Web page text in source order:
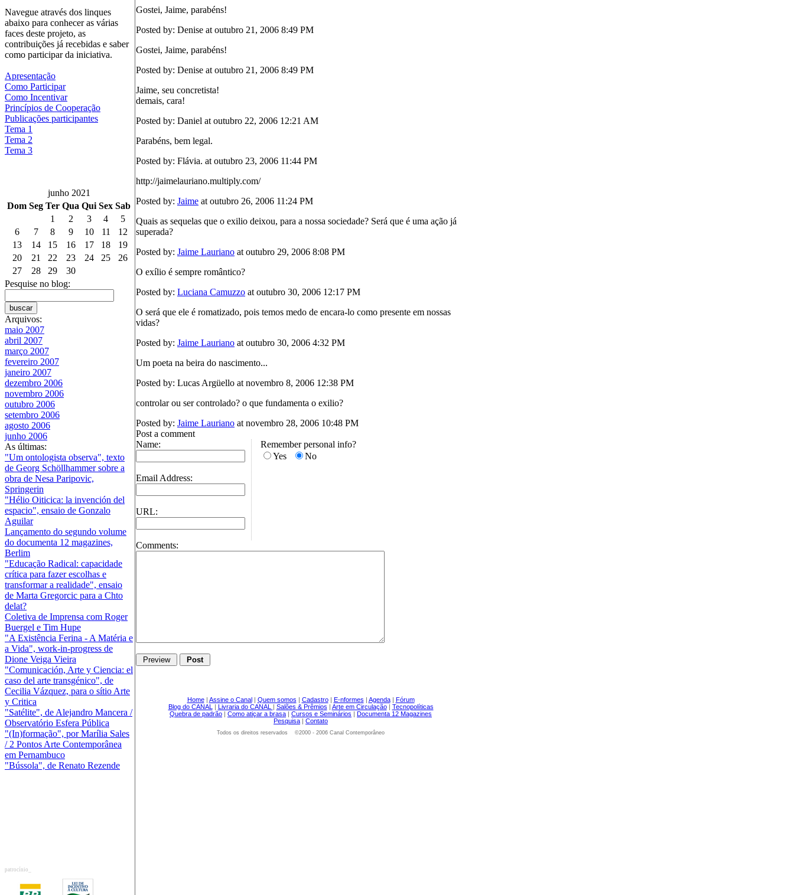
Navegue através dos linques
abaixo para conhecer as várias
faces deste projeto, as
contribuições já recebidas e saber
como participar da iniciativa.
Apresentação
Como Participar
Como Incentivar
Princípios de Cooperação
Publicações participantes
Tema 1
Tema 2
Tema 3
junho 2021
Dom Seg Ter Qua Qui Sex Sab
1
2 3 4
5
6
7 8 9 10 11
12
13
14 15 16 17 18
19
20
21 22 23 24 25
26
27
28 29
30
Pesquise no blog:
Arquivos:
maio 2007
abril 2007
março 2007
fevereiro 2007
janeiro 2007
dezembro 2006
novembro 2006
outubro 2006
setembro 2006
agosto 2006
junho 2006
As últimas:
"Um ontologista observa", texto
de Georg Schöllhammer sobre a
obra de Nesa Paripovic,
Springerin
"Hélio Oiticica: la invención del
espacio", ensaio de Gonzalo
Aguilar
Lançamento do segundo volume
do documenta 12 magazines,
Berlim
"Educação Radical: capacidade
crítica para fazer escolhas e
transformar a realidade", ensaio
de Marta Gregorcic para a Chto
delat?
Coletiva de Imprensa com Roger
Buergel e Tim Hupe
"A Existência Ferina - A Matéria e
a Vida", work-in-progress de
Dione Veiga Vieira
"Comunicación, Arte y Ciencia: el
caso del arte transgénico", de
Cecilia Vázquez, para o sítio Arte
y Critica
"Satélite", de Alejandro Mancera /
Observatório Esfera Pública
"(In)formação", por Marília Sales
/ 2 Pontos Arte Contemporânea
em Pernambuco
"Bússola", de Renato Rezende
patrocínio_
Gostei, Jaime, parabéns!
Posted by: Denise at outubro 21, 2006 8:49 PM
Gostei, Jaime, parabéns!
Posted by: Denise at outubro 21, 2006 8:49 PM
Jaime, seu concretista!
demais, cara!
Posted by: Daniel at outubro 22, 2006 12:21 AM
Parabéns, bem legal.
Posted by: Flávia. at outubro 23, 2006 11:44 PM
http://jaimelauriano.multiply.com/
Posted by: Jaime at outubro 26, 2006 11:24 PM
Quais as sequelas que o exilio deixou, para a nossa sociedade? Será que é uma ação já
superada?
Posted by: Jaime Lauriano at outubro 29, 2006 8:08 PM
O exílio é sempre romântico?
Posted by: Luciana Camuzzo at outubro 30, 2006 12:17 PM
O será que ele é romatizado, pois temos medo de encara-lo como presente em nossas
vidas?
Posted by: Jaime Lauriano at outubro 30, 2006 4:32 PM
Um poeta na beira do nascimento...
Posted by: Lucas Argüello at novembro 8, 2006 12:38 PM
controlar ou ser controlado? o que fundamenta o exilio?
Posted by: Jaime Lauriano at novembro 28, 2006 10:48 PM
Post a comment
Name:
Email Address:
URL:
Remember personal info?
Yes
No
Comments:
Home| Assine o Canal| Quem somos | Cadastro| E-nformes | Agenda| Fórum
Blog do CANAL
| Livraria do CANAL | Salões & Prêmios | Arte em Circulação| Tecnopolíticas
Quebra de padrão | Como atiçar a brasa | Cursos e Seminários | Documenta 12 Magazines
Pesquisa | Contato
Todos os direitos reservados ©2000 - 2006 Canal Contemporâneo